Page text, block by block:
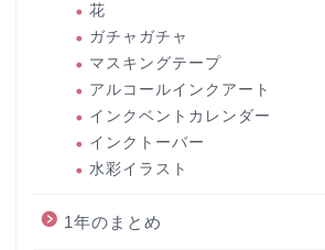
花
ガチャガチャ
マスキングテープ
アルコールインクアート
インクベントカレンダー
インクトーバー
水彩イラスト
1年のまとめ